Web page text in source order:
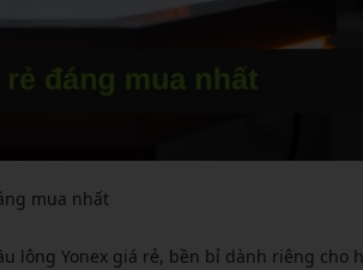
mua nhất
lông Yonex giá rẻ, bền bỉ dành riêng cho